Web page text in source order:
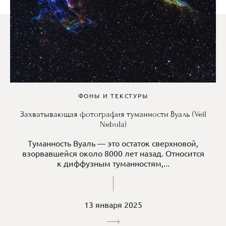
ФОНЫ И ТЕКСТУРЫ
Захватывающая фотография туманности Вуаль (Veil
Nebula)
Туманность Вуаль — это остаток сверхновой,
взорвавшейся около 8000 лет назад. Относится
к диффузным туманностям,...
13 января 2025